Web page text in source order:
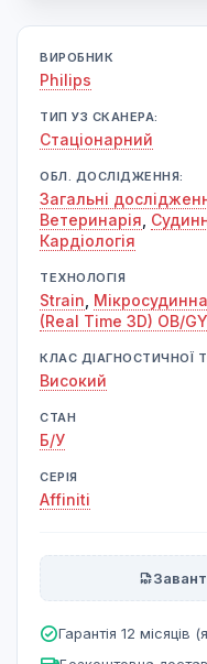
ВИРОБНИК
Philips
ТИП УЗ СКАНЕРА:
Cтаціонарний
ОБЛ. ДОСЛІДЖЕННЯ:
Загальні
Ветеринарія
Кардіологія
ТЕХНОЛОГІЯ
Strain Мікросудинна
(Real Time 3D) OB/
КЛАС ДІАГНОСТИЧНОЇ
Високий
СТАН
Б/У
СЕРІЯ
Affiniti
Гарантія 12 місяців